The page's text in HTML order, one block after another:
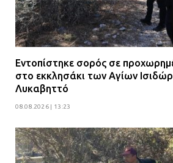
Εντοπίστηκε σορός σε
στο εκκλησάκι των Αγίων
Λυκαβηττό
08.08.2026 | 13:23